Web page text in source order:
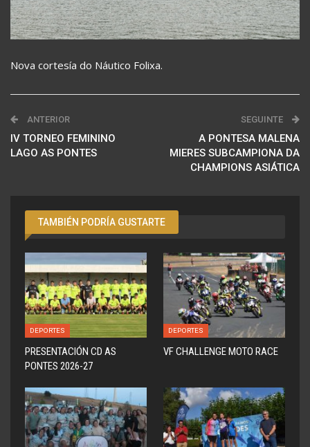
Nova cortesía do Náutico Folixa.
ANTERIOR
IV TORNEO FEMININO
LAGO AS PONTES
SEGUINTE
A PONTESA MALENA
MIERES SUBCAMPIONA DA
CHAMPIONS ASIÁTICA
TAMBIÉN PODRÍA GUSTARTE
DEPORTES
PRESENTACIÓN CD AS
PONTES 2026-27
DEPORTES
VF CHALLENGE MOTO RACE